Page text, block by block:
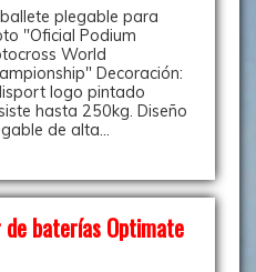
plegable para
"Oficial Podium
World
Decoración:
logo pintado
hasta 250kg. Diseño
de alta...
baterías Optimate